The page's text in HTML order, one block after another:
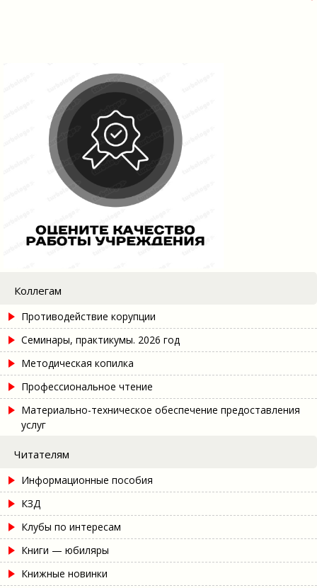
Коллегам
Противодействие корупции
Семинары, практикумы. 2026 год
Методическая копилка
Профессиональное чтение
Материально-техническое обеспечение предоставления
услуг
Читателям
Информационные пособия
КЗД
Клубы по интересам
Книги — юбиляры
Книжные новинки